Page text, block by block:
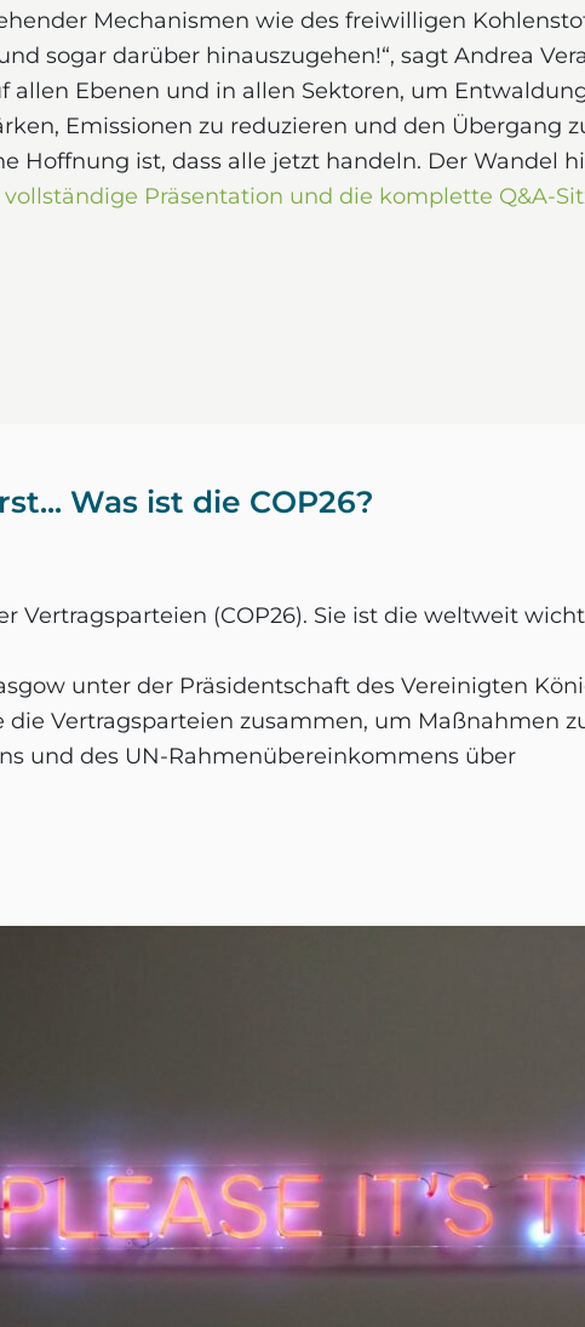
Mechanismen wie des freiwilligen
sogar darüber hinauszugehen!“, sagt Andrea
Ebenen und in allen Sektoren, um
Emissionen zu reduzieren und den Übergang
Hoffnung ist, dass alle jetzt handeln. Der Wandel
vollständige Präsentation und die komplette Q&A-
Was ist die COP26?
Vertragsparteien (COP26). Sie ist die weltweit
unter der Präsidentschaft des Vereinigten
die Vertragsparteien zusammen, um Maßnahmen
und des UN-Rahmenübereinkommens über